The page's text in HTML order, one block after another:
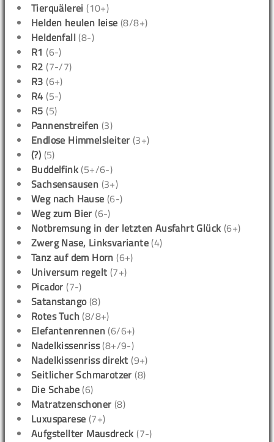
Tierquälerei (10+)
Helden heulen leise (8/8+)
Heldenfall (8-)
R1 (6-)
R2 (7-/7)
R3 (6+)
R4 (5-)
R5 (5)
Pannenstreifen (3)
Endlose Himmelsleiter (3+)
(?) (5)
Buddelfink (5+/6-)
Sachsensausen (3+)
Weg nach Hause (6-)
Weg zum Bier (6-)
Notbremsung in der letzten Ausfahrt Glück (6+)
Zwerg Nase, Linksvariante (4)
Tanz auf dem Horn (6+)
Universum regelt (7+)
Picador (7-)
Satanstango(8)
Rotes Tuch (8/8+)
Elefantenrennen (6/6+)
Nadelkissenriss(8+/9-)
Nadelkissenriss direkt (9+)
Seitlicher Schmarotzer (8)
Die Schabe (6)
Matratzenschoner (8)
Luxusparese (7+)
Aufgstellter Mausdreck (7-)